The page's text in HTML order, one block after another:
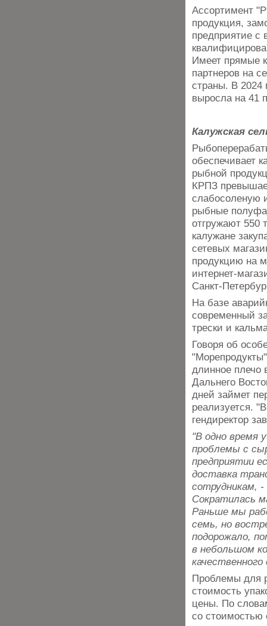
Ассортимент
продукция,
предприятие с
Имеет прямые
партнеров на
страны. В
выросла на 41
Калужская
обеспечивает
рыбной
КРПЗ
слабосоленую
рыбные
отгружают 550
калужане
сетевых
продукцию на
интернет-
Санкт-
На базе
современный
трески и
Говоря об
длинное плечо
Дальнего
дней займет
реализуется.
гендиректор
"В одно время
проблемы с
предприятии
доставка
сотрудникам,
Сократилась
Раньше мы
семь, но
подорожало,
в небольшом
Проблемы для
стоимость
цены. По
со стоимостью